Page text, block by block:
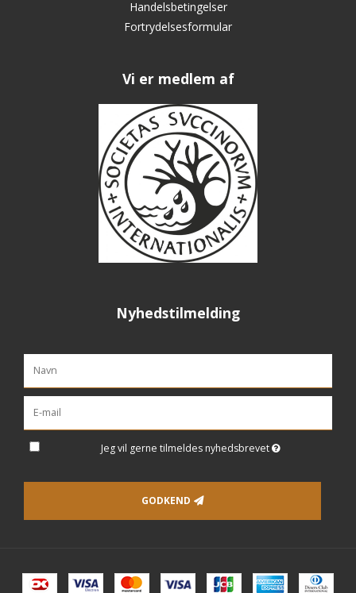
Handelsbetingelser
Fortrydelsesformular
Vi er medlem af
Nyhedstilmelding
Jeg vil gerne tilmeldes nyhedsbrevet
GODKEND